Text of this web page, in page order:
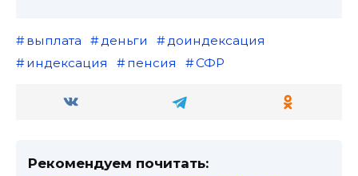
выплата деньги
доиндексация
индексация
пенсия СФР
Рекомендуем почитать: